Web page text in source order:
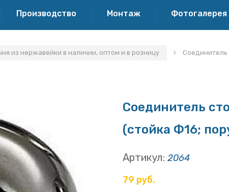
Производство Монтаж Фотогалерея
из нержавейки в наличии, оптом и в розницу
Соединитель
Соединитель
(стойка Ф16;
Артикул: 2064
79 руб.